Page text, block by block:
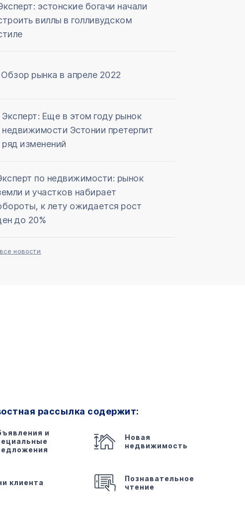
эстонские богачи начали
виллы в голливудском
Обзор рынка в апреле 2022
Эксперт: Еще в этом году рынок
недвижимости Эстонии претерпит
ряд изменений
по недвижимости: рынок
и участков набирает
к лету ожидается рост
до 20%
новости
рассылка содержит:
и
Новая
недвижимость
клиента
Познавательное
чтение